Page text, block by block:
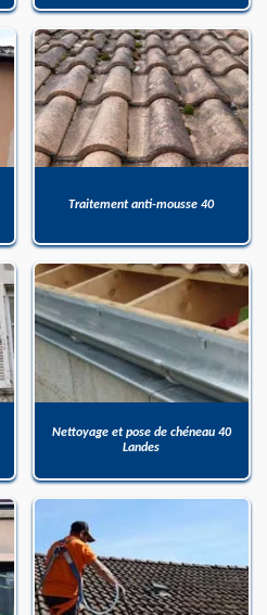
Traitement anti-mousse 40
Nettoyage et pose de chéneau 40
Landes